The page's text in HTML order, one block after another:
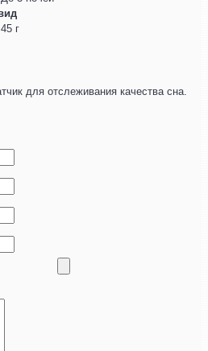
45 г
для отслеживания качества сна.